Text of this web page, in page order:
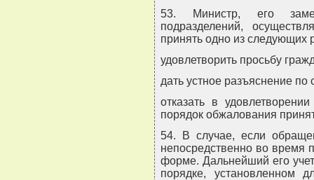
53. Министр, его
подразделений,
принять одно из следующих
удовлетворить просьбу
дать устное разъяснение по
отказать в
порядок обжалования
54. В случае, если
непосредственно во время
форме. Дальнейший его
порядке, установленном